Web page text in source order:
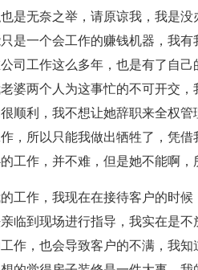
是无奈之举，请原谅我，我是
是一个会工作的赚钱机器，我
司工作这么多年，也是有了自
婆两个人为这事忙的不可开交
顺利，我不想让她辞职来全权
，所以只能我做出牺牲了，凭
工作，并不难，但是她不能啊，
工作，我现在在接待客户的时
临到现场进行指导，我实在是
作，也会导致客户的不满，我